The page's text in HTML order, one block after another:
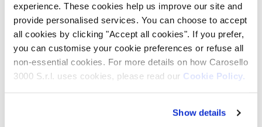
experience. These cookies help us improve our site and
provide personalised services. You can choose to accept
all cookies by clicking "Accept all cookies". If you prefer,
you can customise your cookie preferences or refuse all
non-essential cookies. For more details on how Carosello
3000 S.r.l. uses cookies, please read our Cookie Policy.
Show details